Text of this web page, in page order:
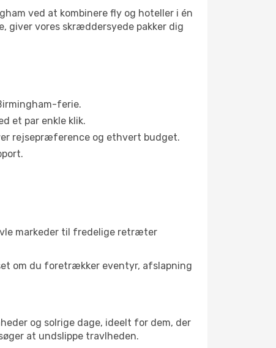
ved at kombinere fly og hoteller i én
giver vores skræddersyede pakker dig
ferie.
et par enkle klik.
rejsepræference og ethvert budget.
markeder til fredelige retræter
om du foretrækker eventyr, afslapning
og solrige dage, ideelt for dem, der
at undslippe travlheden.